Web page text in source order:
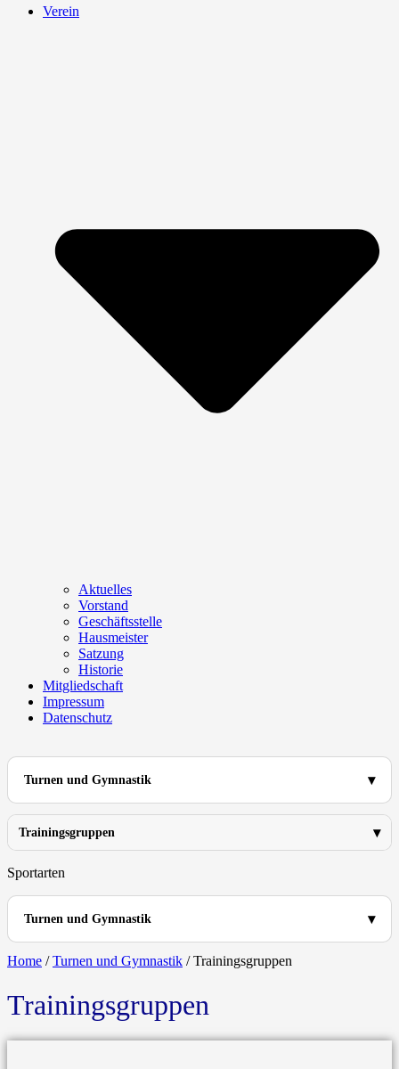
Verein
Aktuelles
Vorstand
Geschäftsstelle
Hausmeister
Satzung
Historie
Mitgliedschaft
Impressum
Datenschutz
Turnen und Gymnastik
Trainingsgruppen
Sportarten
Turnen und Gymnastik
Home / Turnen und Gymnastik / Trainingsgruppen
Trainingsgruppen